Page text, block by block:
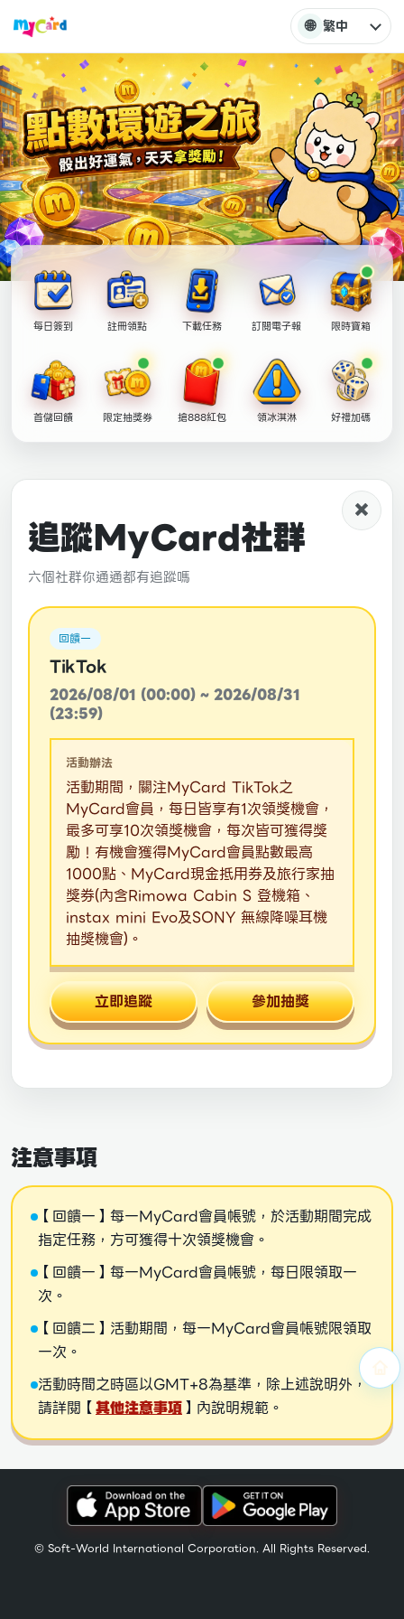
🌐 繁中
每日簽到 註冊領點 下載任務 訂閱電子報 限時寶箱
首儲回饋 限定抽獎券 搶888紅包 領冰淇淋 好禮加碼
×
追蹤MyCard社群
六個社群你通通都有追蹤嗎
回饋一
TikTok
2026/08/01 (00:00) ~ 2026/08/31
(23:59)
活動辦法
活動期間，關注MyCard TikTok之
MyCard會員，每日皆享有1次領獎機會，
最多可享10次領獎機會，每次皆可獲得獎
勵！有機會獲得MyCard會員點數最高
1000點、MyCard現金抵用券及旅行家抽
獎券(內含Rimowa Cabin S 登機箱、
instax mini Evo及SONY 無線降噪耳機
抽獎機會)。
立即追蹤 參加抽獎
注意事項
【回饋一】每一MyCard會員帳號，於活動期間完成
指定任務，方可獲得十次領獎機會。
【回饋一】每一MyCard會員帳號，每日限領取一
次。
【回饋二】活動期間，每一MyCard會員帳號限領取
一次。
活動時間之時區以GMT+8為基準，除上述說明外，
請詳閱【其他注意事項】內說明規範。
© Soft-World International Corporation. All Rights Reserved.